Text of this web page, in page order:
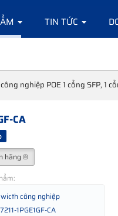
TIN TỨC
nghiệp POE 1 cổng SFP, 1
CA
hãng ®
công nghiệp
1PGE1GF-CA